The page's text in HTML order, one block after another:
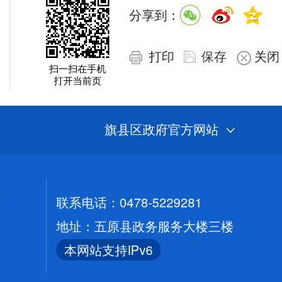
扫一扫在手机
打开当前页
分享到：
打印 保存 关闭
旗县区政府官方网站
联系电话：0478-5229281
地址：五原县政务服务大楼三楼
本网站支持IPv6